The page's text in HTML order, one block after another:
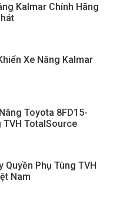
Kalmar Chính Hãng
Xe Nâng Kalmar
Toyota 8FD15-
TVH TotalSource
Quyền Phụ Tùng TVH
Nam